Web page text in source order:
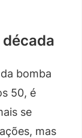
bomba
50, é
se
mas